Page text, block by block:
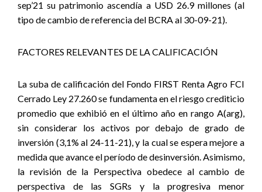
sep’21 su patrimonio ascendía a USD 26.9 millones (al
tipo de cambio de referencia del BCRA al 30-09-21).
FACTORES RELEVANTES DE LA CALIFICACIÓN
La suba de calificación del Fondo FIRST Renta Agro FCI
Cerrado Ley 27.260 se fundamenta en el riesgo crediticio
promedio que exhibió en el último año en rango A(arg),
sin considerar los activos por debajo de grado de
inversión (3,1% al 24-11-21), y la cual se espera mejore a
medida que avance el período de desinversión. Asimismo,
la revisión de la Perspectiva obedece al cambio de
perspectiva de las SGRs y la progresiva menor